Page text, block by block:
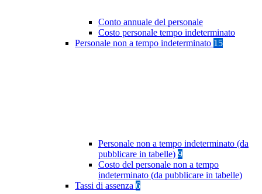
Conto annuale del personale
Costo personale tempo indeterminato
Personale non a tempo indeterminato 15
Personale non a tempo indeterminato (da
pubblicare in tabelle) 9
Costo del personale non a tempo
indeterminato (da pubblicare in tabelle)
Tassi di assenza 6